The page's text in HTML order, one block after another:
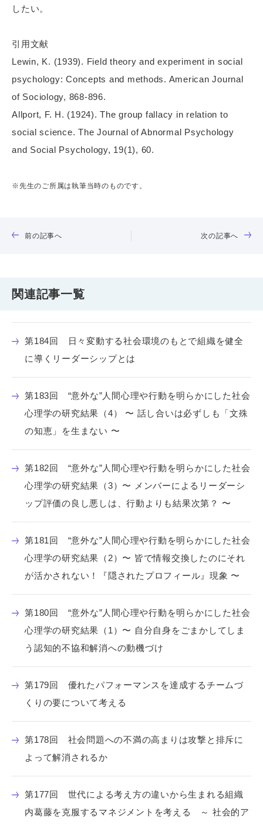
したい。
引用文献
Lewin, K. (1939). Field theory and experiment in social
psychology: Concepts and methods. American Journal
of Sociology, 868-896.
Allport, F. H. (1924). The group fallacy in relation to
social science. The Journal of Abnormal Psychology
and Social Psychology, 19(1), 60.
※先生のご所属は執筆当時のものです。
前の記事へ 次の記事へ
関連記事一覧
第184回 日々変動する社会環境のもとで組織を健全
に導くリーダーシップとは
第183回 “意外な”人間心理や行動を明らかにした社会
心理学の研究結果（4） 〜 話し合いは必ずしも「文殊
の知恵」を生まない 〜
第182回 “意外な”人間心理や行動を明らかにした社会
心理学の研究結果（3）〜 メンバーによるリーダーシ
ップ評価の良し悪しは、行動よりも結果次第？ 〜
第181回 “意外な”人間心理や行動を明らかにした社会
心理学の研究結果（2）〜 皆で情報交換したのにそれ
が活かされない！『隠されたプロフィール』現象 〜
第180回 “意外な”人間心理や行動を明らかにした社会
心理学の研究結果（1）〜 自分自身をごまかしてしま
う認知的不協和解消への動機づけ
第179回 優れたパフォーマンスを達成するチームづ
くりの要について考える
第178回 社会問題への不満の高まりは攻撃と排斥に
よって解消されるか
第177回 世代による考え方の違いから生まれる組織
内葛藤を克服するマネジメントを考える ～ 社会的ア